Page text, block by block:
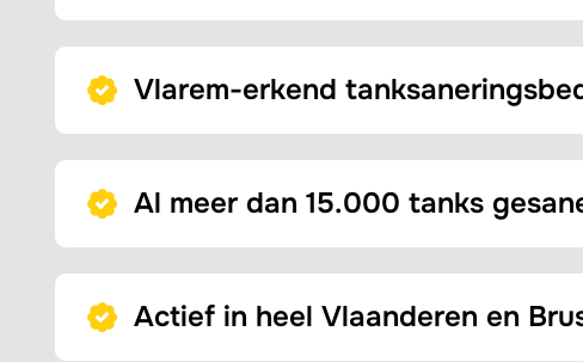
Vlarem-erkend
Al meer dan 15.000 tanks
Actief in heel Vlaanderen en